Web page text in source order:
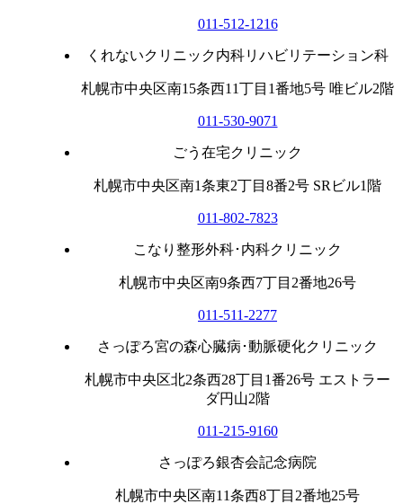
011-512-1216
くれないクリニック内科リハビリテーション科
札幌市中央区南15条西11丁目1番地5号 唯ビル2階
011-530-9071
ごう在宅クリニック
札幌市中央区南1条東2丁目8番2号 SRビル1階
011-802-7823
こなり整形外科･内科クリニック
札幌市中央区南9条西7丁目2番地26号
011-511-2277
さっぽろ宮の森心臓病･動脈硬化クリニック
札幌市中央区北2条西28丁目1番26号 エストラー
ダ円山2階
011-215-9160
さっぽろ銀杏会記念病院
札幌市中央区南11条西8丁目2番地25号